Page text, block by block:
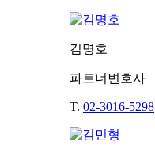
김명호
파트너변호사
T. 02-3016-5298